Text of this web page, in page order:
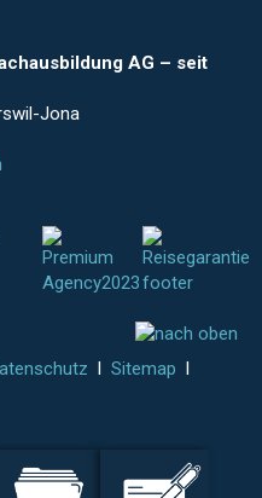
AG – seit
Jona
l Sitemap l